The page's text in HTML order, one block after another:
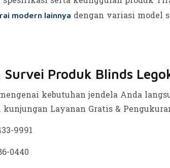
modern lainnya dengan variasi model
Survei Produk Blinds
kebutuhan jendela Anda
Layanan Gratis &
9991
0440